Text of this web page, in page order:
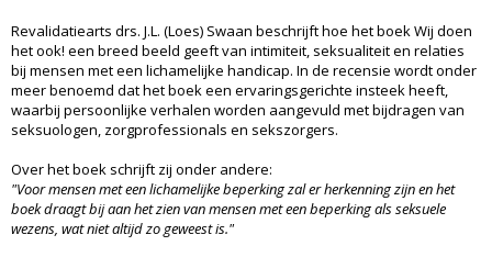
Revalidatiearts drs. J.L. (Loes) Swaan beschrijft hoe het boek Wij doen
het ook! een breed beeld geeft van intimiteit, seksualiteit en relaties
bij mensen met een lichamelijke handicap. In de recensie wordt onder
meer benoemd dat het boek een ervaringsgerichte insteek heeft,
waarbij persoonlijke verhalen worden aangevuld met bijdragen van
seksuologen, zorgprofessionals en sekszorgers.
Over het boek schrijft zij onder andere:
"Voor mensen met een lichamelijke beperking zal er herkenning zijn en het
boek draagt bij aan het zien van mensen met een beperking als seksuele
wezens, wat niet altijd zo geweest is."